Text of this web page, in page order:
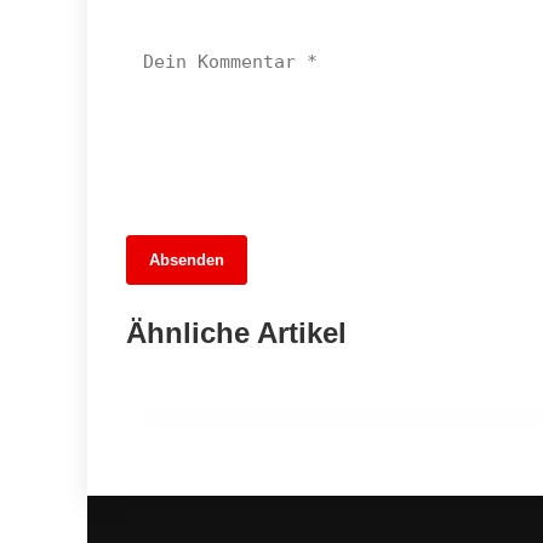
Absenden
Ähnliche Artikel
13. Juni 2026
Bahnchaos und Hoffnung: Pankows